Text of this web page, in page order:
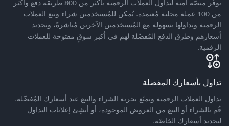
توفّر منصّة آمنة لتداول العملات الرقمية بأكثر من 800 طريقة دفع وأكثر
من 100 عملة محلية مُعتمدة. يُمكن للمُستخدمين شراء وبيع العملات
الرقمية وتداولها بسهولة مع المُستخدمين الآخرين مُباشرةً، وتحديد
أسعارهم وطرق الدفع المُفضّلة لهم في أكبر سوقٍ مفتوحة للعملات
الرقمية.
تداول بأسعارك المفضلة
تداول العملات الرقمية وتمتّع بحرية الشراء والبيع عند أسعارك المُفضّلة.
قُم بالشراء أو البيع من العروض الموجودة، أو أنشِئ إعلانات التداول
لتحديد أسعارك الخاصّة.